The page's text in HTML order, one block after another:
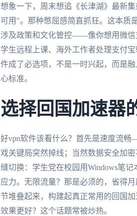
想象一下，周末想追《长津湖》最新
可用"。那种憋屈感简直抓狂。这本质
涉及政策和文化管控——像你想用微信
学生远程上课、海外工作者处理支付
件成了必选项，不是一时兴起，而是
心标准。
选择回国加速器
好vpn软件该看什么？首先是速度流
戏关键局突然掉线；当然数据安全加
缝切换：学生党在校园用Windows笔
应力。无限流量？那是必须的，省得
节堆叠起来，构建起真正常用的回国
效果更好？这个话题常被炒热。